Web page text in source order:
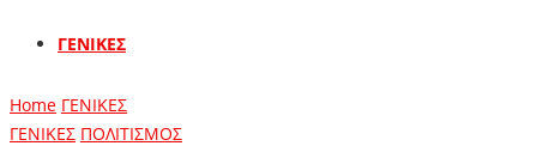
ΓΕΝΙΚΕΣ
Home ΓΕΝΙΚΕΣ
ΓΕΝΙΚΕΣ ΠΟΛΙΤΙΣΜΟΣ